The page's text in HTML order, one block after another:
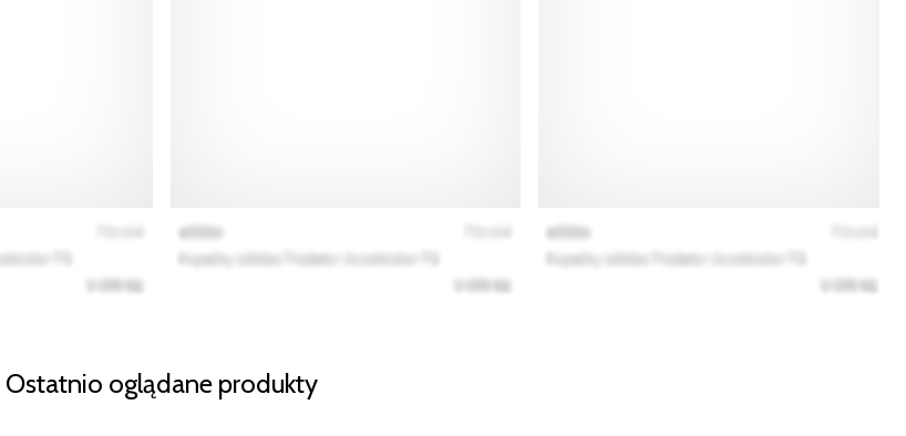
Ostatnio oglądane produkty